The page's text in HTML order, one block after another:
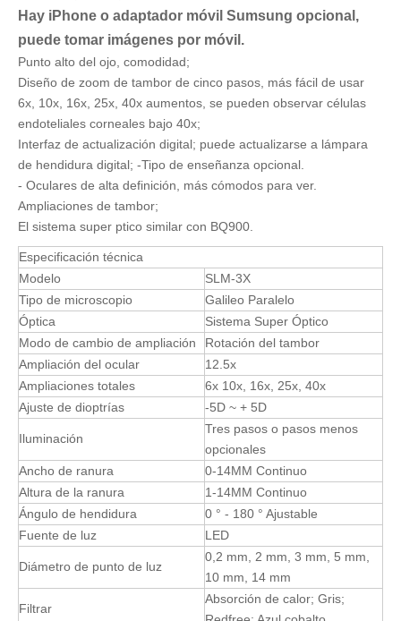
Hay iPhone o adaptador móvil Sumsung opcional,
puede tomar imágenes por móvil.
Punto alto del ojo, comodidad;
Diseño de zoom de tambor de cinco pasos, más fácil de usar
6x, 10x, 16x, 25x, 40x aumentos, se pueden observar células
endoteliales corneales bajo 40x;
Interfaz de actualización digital; puede actualizarse a lámpara
de hendidura digital; -Tipo de enseñanza opcional.
- Oculares de alta definición, más cómodos para ver.
Ampliaciones de tambor;
El sistema super ptico similar con BQ900.
Especificación técnica
Modelo
SLM-3X
Tipo de microscopio
Galileo Paralelo
Óptica
Sistema Super Óptico
Modo de cambio de ampliación
Rotación del tambor
Ampliación del ocular
12.5x
Ampliaciones totales
6x 10x, 16x, 25x, 40x
Ajuste de dioptrías
-5D ~ + 5D
Iluminación
Tres pasos o pasos menos
opcionales
Ancho de ranura
0-14MM Continuo
Altura de la ranura
1-14MM Continuo
Ángulo de hendidura
0 ° - 180 ° Ajustable
Fuente de luz
LED
Diámetro de punto de luz
0,2 mm, 2 mm, 3 mm, 5 mm,
10 mm, 14 mm
Filtrar
Absorción de calor; Gris;